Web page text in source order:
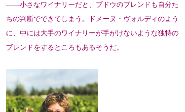
――小さなワイナリーだと、ブドウのブレンドも自分た
ちの判断でできてしまう。ドメーヌ・ヴォルディのよう
に、中には大手のワイナリーが手がけないような独特の
ブレンドをするところもあるそうだ。